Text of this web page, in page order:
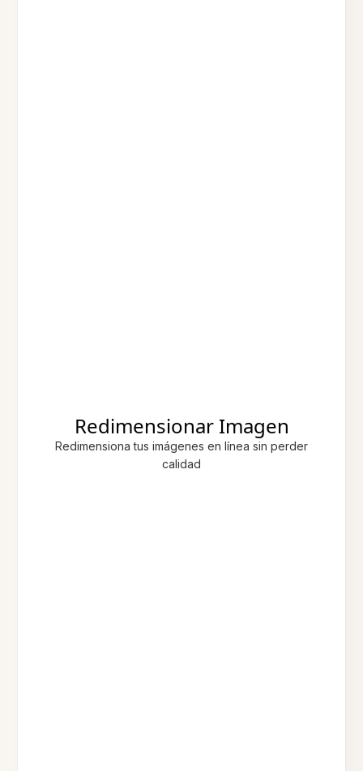
Redimensionar Imagen
Redimensiona tus imágenes en línea sin perder
calidad